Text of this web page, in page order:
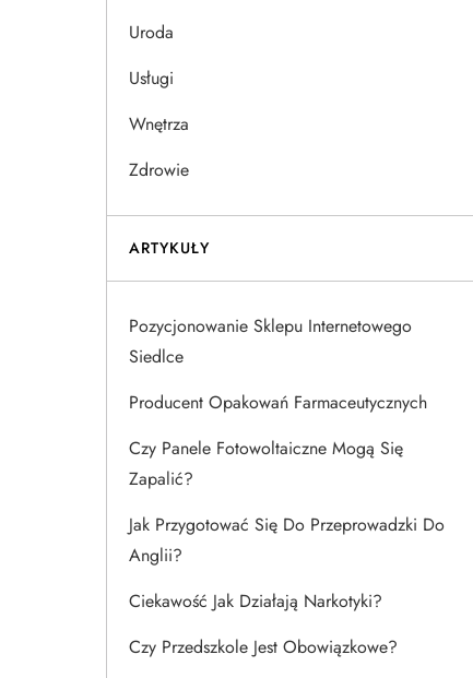
Uroda
Usługi
Wnętrza
Zdrowie
ARTYKUŁY
Pozycjonowanie Sklepu Internetowego
Siedlce
Producent Opakowań Farmaceutycznych
Czy Panele Fotowoltaiczne Mogą Się
Zapalić?
Jak Przygotować Się Do Przeprowadzki Do
Anglii?
Ciekawość Jak Działają Narkotyki?
Czy Przedszkole Jest Obowiązkowe?